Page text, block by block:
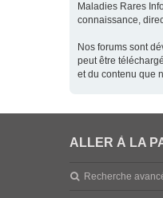
Maladies Rares
connaissance,
Nos forums sont
peut être
et du contenu que
ALLER À LA
Recherche